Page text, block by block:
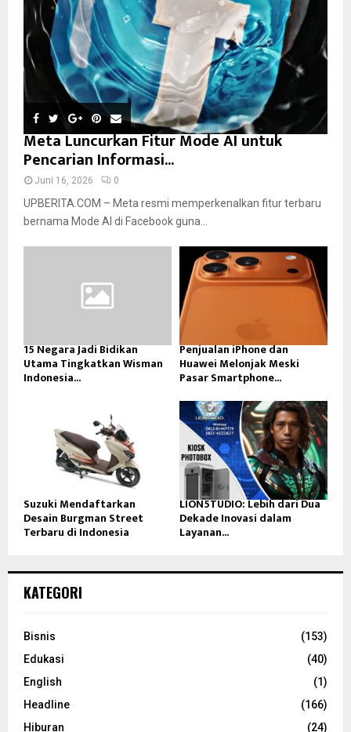
Meta Luncurkan Fitur Mode AI untuk
Pencarian Informasi...
Juni 16, 2026 0
UPBERITA.COM – Meta resmi memperkenalkan fitur terbaru
bernama Mode AI di Facebook guna...
15 Negara Jadi Bidikan
Utama Tingkatkan Wisman
Indonesia...
Penjualan iPhone dan
Huawei Melonjak Meski
Pasar Smartphone...
Suzuki Mendaftarkan
Desain Burgman Street
Terbaru di Indonesia
LION5TUDIO: Lebih dari Dua
Dekade Inovasi dalam
Layanan...
KATEGORI
Bisnis
(153)
Edukasi
(40)
English
(1)
Headline
(166)
Hiburan
(24)